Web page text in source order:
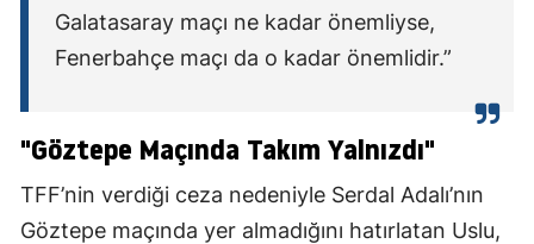
Galatasaray maçı ne kadar önemliyse,
Fenerbahçe maçı da o kadar önemlidir.”
"Göztepe Maçında Takım Yalnızdı"
TFF’nin verdiği ceza nedeniyle Serdal Adalı’nın
Göztepe maçında yer almadığını hatırlatan Uslu,